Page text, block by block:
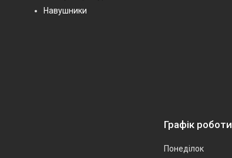
Навушники
Графік роботи
Понеділок